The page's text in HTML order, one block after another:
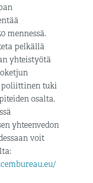
mennessä.
pelkällä
yhteistyötä
poliittinen tuki
osalta.
yhteenvedon
voit